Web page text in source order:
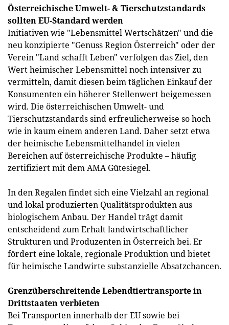
Österreichische Umwelt- & Tierschutzstandards
sollten EU-Standard werden
Initiativen wie "Lebensmittel Wertschätzen" und die
neu konzipierte "Genuss Region Österreich" oder der
Verein "Land schafft Leben" verfolgen das Ziel, den
Wert heimischer Lebensmittel noch intensiver zu
vermitteln, damit diesen beim täglichen Einkauf der
Konsumenten ein höherer Stellenwert beigemessen
wird. Die österreichischen Umwelt- und
Tierschutzstandards sind erfreulicherweise so hoch
wie in kaum einem anderen Land. Daher setzt etwa
der heimische Lebensmittelhandel in vielen
Bereichen auf österreichische Produkte – häufig
zertifiziert mit dem AMA Gütesiegel.
In den Regalen findet sich eine Vielzahl an regional
und lokal produzierten Qualitätsprodukten aus
biologischem Anbau. Der Handel trägt damit
entscheidend zum Erhalt landwirtschaftlicher
Strukturen und Produzenten in Österreich bei. Er
fördert eine lokale, regionale Produktion und bietet
für heimische Landwirte substanzielle Absatzchancen.
Grenzüberschreitende Lebendtiertransporte in
Drittstaaten verbieten
Bei Transporten innerhalb der EU sowie bei